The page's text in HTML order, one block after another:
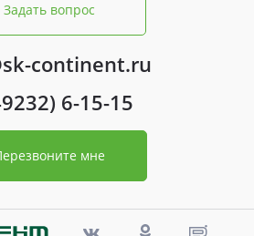
Задать вопрос
continent.ru
6-15-15
мне